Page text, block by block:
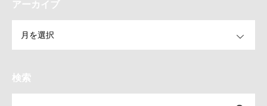
アーカイブ
検索